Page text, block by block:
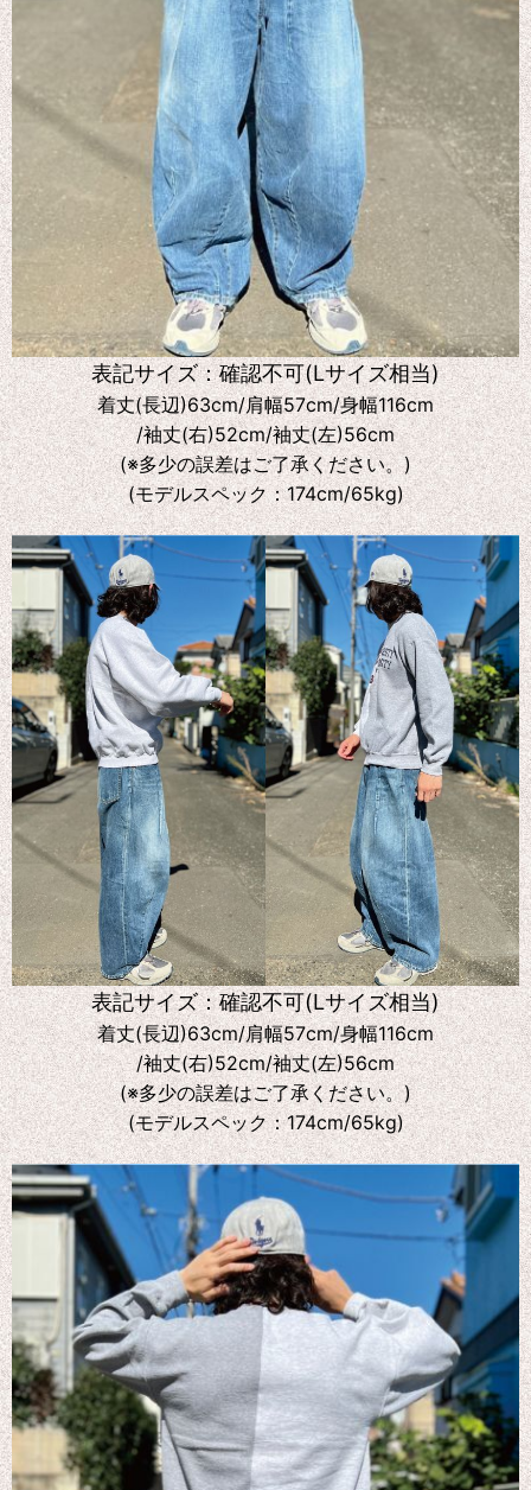
表記サイズ：確認不可(Lサイズ相当)
着丈(長辺)63cm/肩幅57cm/身幅116cm
/袖丈(右)52cm/袖丈(左)56cm
(※多少の誤差はご了承ください。)
(モデルスペック：174cm/65kg)
表記サイズ：確認不可(Lサイズ相当)
着丈(長辺)63cm/肩幅57cm/身幅116cm
/袖丈(右)52cm/袖丈(左)56cm
(※多少の誤差はご了承ください。)
(モデルスペック：174cm/65kg)